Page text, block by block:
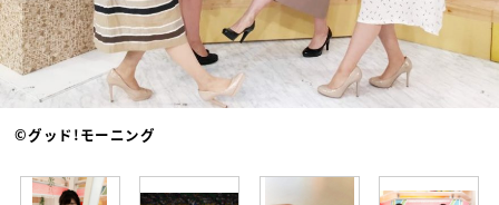
©グッド!モーニング